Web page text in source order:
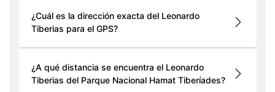
¿Cuál es la dirección exacta del Leonardo
Tiberias para el GPS?
¿A qué distancia se encuentra el Leonardo
Tiberias del Parque Nacional Hamat Tiberíades?